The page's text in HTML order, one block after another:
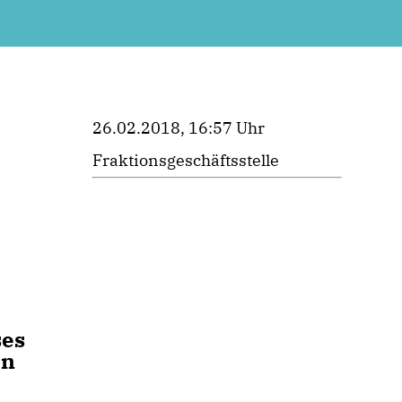
26.02.2018, 16:57 Uhr
Fraktionsgeschäftsstelle